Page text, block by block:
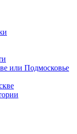
или Подмосковье